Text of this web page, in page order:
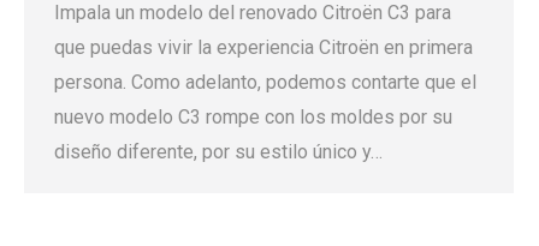
Impala un modelo del renovado Citroën C3 para
que puedas vivir la experiencia Citroën en primera
persona. Como adelanto, podemos contarte que el
nuevo modelo C3 rompe con los moldes por su
diseño diferente, por su estilo único y…